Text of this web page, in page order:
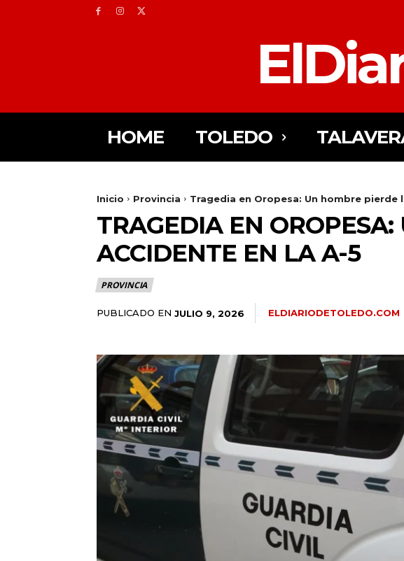
HOME TOLEDO
Inicio Provincia Tragedia en Oropesa: Un hombre pierde
TRAGEDIA EN
ACCIDENTE EN LA A-5
PROVINCIA
PUBLICADO EN JULIO 9, 2026 ELDIARIODETOLEDO.COM